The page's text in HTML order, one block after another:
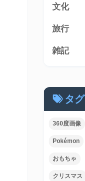
文化
旅行
雑記
タグ
360度画像
Pokémon
おもちゃ
クリスマス